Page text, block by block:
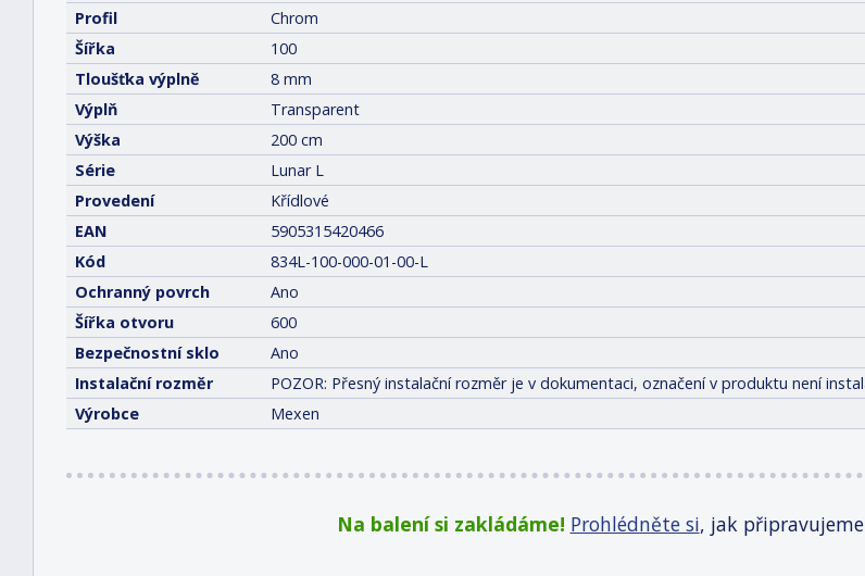
Profil
Chrom
Šířka
100
Tloušťka výplně
8 mm
Výplň
Transparent
Výška
200 cm
Série
Lunar L
Provedení
Křídlové
EAN
5905315420466
Kód
834L-100-000-01-00-L
Ochranný povrch
Ano
Šířka otvoru
600
Bezpečnostní sklo
Ano
Instalační rozměr
POZOR: Přesný instalační rozměr je v dokumentaci, označení v produktu není
Výrobce
Mexen
Na balení si zakládáme! Prohlédněte si, jak